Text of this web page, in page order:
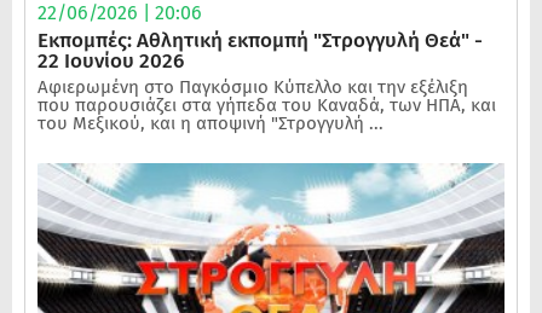
22/06/2026 | 20:06
Εκπομπές: Αθλητική εκπομπή "Στρογγυλή Θεά" -
22 Ιουνίου 2026
Αφιερωμένη στο Παγκόσμιο Κύπελλο και την εξέλιξη
που παρουσιάζει στα γήπεδα του Καναδά, των ΗΠΑ, και
του Μεξικού, και η αποψινή "Στρογγυλή ...